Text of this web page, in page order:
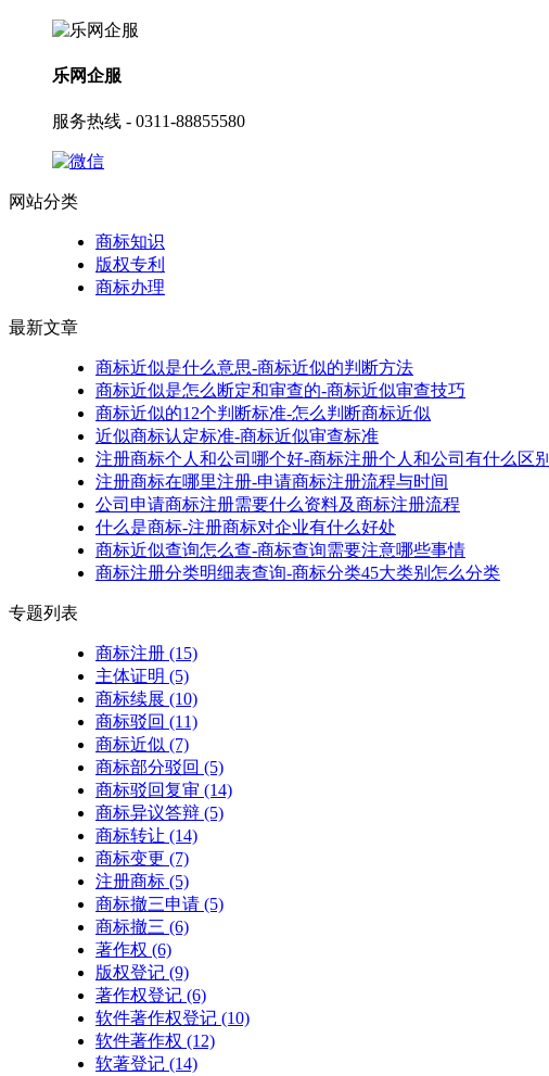
乐网企服
服务热线 - 0311-88855580
网站分类
商标知识
版权专利
商标办理
最新文章
商标近似是什么意思-商标近似的判断方法
商标近似是怎么断定和审查的-商标近似审查技巧
商标近似的12个判断标准-怎么判断商标近似
近似商标认定标准-商标近似审查标准
注册商标个人和公司哪个好-商标注册个人和公司有什么区别
注册商标在哪里注册-申请商标注册流程与时间
公司申请商标注册需要什么资料及商标注册流程
什么是商标-注册商标对企业有什么好处
商标近似查询怎么查-商标查询需要注意哪些事情
商标注册分类明细表查询-商标分类45大类别怎么分类
专题列表
商标注册 (15)
主体证明 (5)
商标续展 (10)
商标驳回 (11)
商标近似 (7)
商标部分驳回 (5)
商标驳回复审 (14)
商标异议答辩 (5)
商标转让 (14)
商标变更 (7)
注册商标 (5)
商标撤三申请 (5)
商标撤三 (6)
著作权 (6)
版权登记 (9)
著作权登记 (6)
软件著作权登记 (10)
软件著作权 (12)
软著登记 (14)